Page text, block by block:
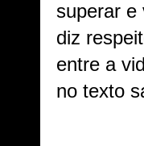
superar e
diz
entre a
no texto